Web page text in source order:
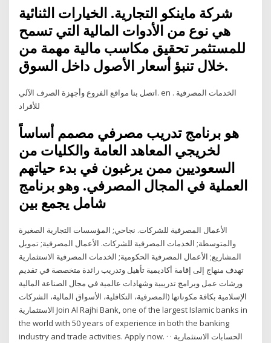
شركة ماينكو التجارية. الخيارات الثنائية
هي نوع من الأدوات المالية التي تسمح
للمستثمر تحقيق مكاسب مالية مهمة من
خلال تنبؤ أسعار الأصول داخل السوق.
اتصل بنا مواقع الفروع وأجهزة الصرف الآلي. en . الخدمات المصرفية
للأفراد
هو برنامج تدريب مصرفي مصمم أساساً
لخريجي المعاهد العامة والكليات من
السعوديين ممن يرغبون في بدء حياتهم
العملية في المجال المصرفي. وهو برنامج
الأعمال المصرفية للشركات. نجاحي; المؤسسات التجارية الصغيرة
والمتوسطة; الخدمات المصرفية للشركات. الأعمال المصرفية; تمويل
المشاريع; الأعمال المصرفية الحكومية; الخدمات المصرفية الاستثمارية
تهدف منهاج إلى إقامة أكاديمية تأهيل وتدريب رائدة متخصصة في تقديم
ورشات عمل وبرامج تدريبية وشهادات عالمية في مجال الصناعة المالية
الإسلامية بكافة مكوناتها (المصرفية، التكافلية، الأسواق المالية، الشركات
الاستثمارية Join Al Rajhi Bank, one of the largest Islamic banks in
the world with 50 years of experience in both the banking
industry and trade activities. Apply now. · الحسابات الاستثمارية ·